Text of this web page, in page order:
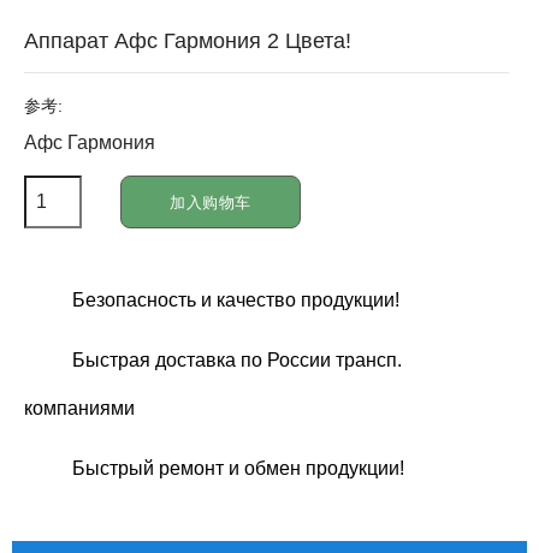
Аппарат Афс Гармония 2 Цвета!
参考:
Афс Гармония
加入购物车
Безопасность и качество продукции!
Быстрая доставка по России трансп.
компаниями
Быстрый ремонт и обмен продукции!